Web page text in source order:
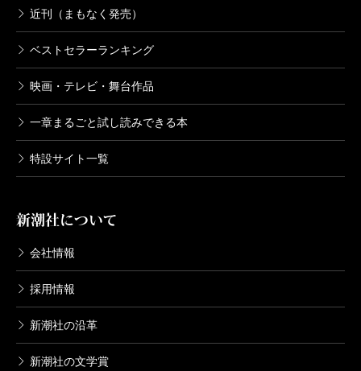
近刊（まもなく発売）
ベストセラーランキング
映画・テレビ・舞台作品
一章まるごと試し読みできる本
特設サイト一覧
新潮社について
会社情報
採用情報
新潮社の沿革
新潮社の文学賞